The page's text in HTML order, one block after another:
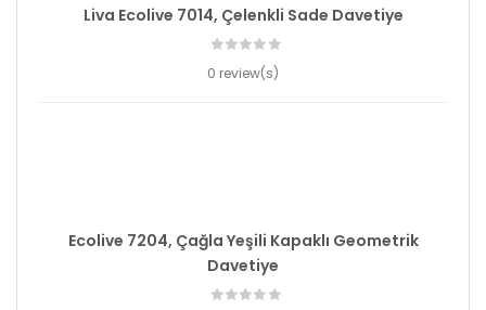
Liva Ecolive 7014, Çelenkli Sade Davetiye
0 review(s)
Ecolive 7204, Çağla Yeşili Kapaklı Geometrik
Davetiye